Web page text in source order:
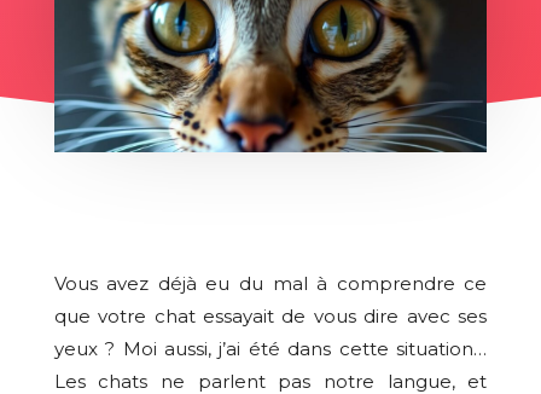
Vous avez déjà eu du mal à comprendre ce
que votre chat essayait de vous dire avec ses
yeux ? Moi aussi, j’ai été dans cette situation…
Les chats ne parlent pas notre langue, et